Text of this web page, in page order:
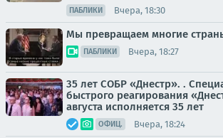
ПАБЛИКИ Вчера, 18:30
Мы превращаем многие
ПАБЛИКИ Вчера, 18:27
35 лет СОБР «Днестр». .
быстрого реагирования
августа исполняется 35 лет
ОФИЦ. Вчера, 18:24